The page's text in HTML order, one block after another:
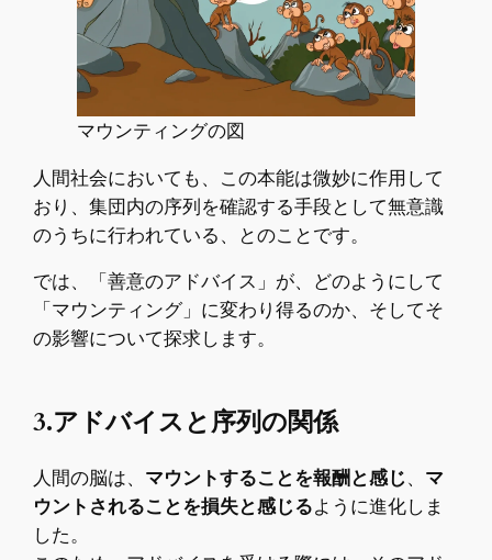
マウンティングの図
人間社会においても、この本能は微妙に作用して
おり、集団内の序列を確認する手段として無意識
のうちに行われている、とのことです。
では、「善意のアドバイス」が、どのようにして
「マウンティング」に変わり得るのか、そしてそ
の影響について探求します。
3.アドバイスと序列の関係
人間の脳は、 マウントすることを報酬と感じ、 マ
ウントされることを損失と感じるように進化しま
した。